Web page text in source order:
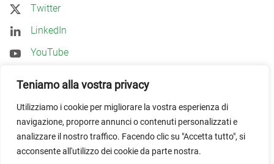
Teniamo alla vostra privacy
Utilizziamo i cookie per migliorare la vostra esperienza di
navigazione, proporre annunci o contenuti personalizzati e
analizzare il nostro traffico. Facendo clic su "Accetta tutto", si
acconsente all'utilizzo dei cookie da parte nostra.
Twitter
LinkedIn
YouTube
OUR BRANDS